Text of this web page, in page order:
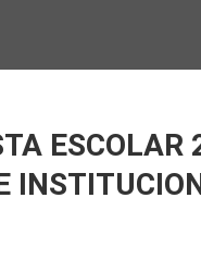
ESCOLAR